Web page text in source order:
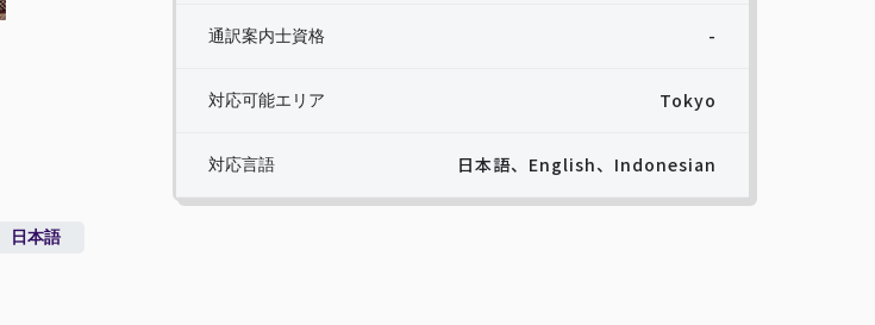
日本語
通訳案内士資格 -
対応可能エリア Tokyo
対応言語 日本語、English、Indonesian